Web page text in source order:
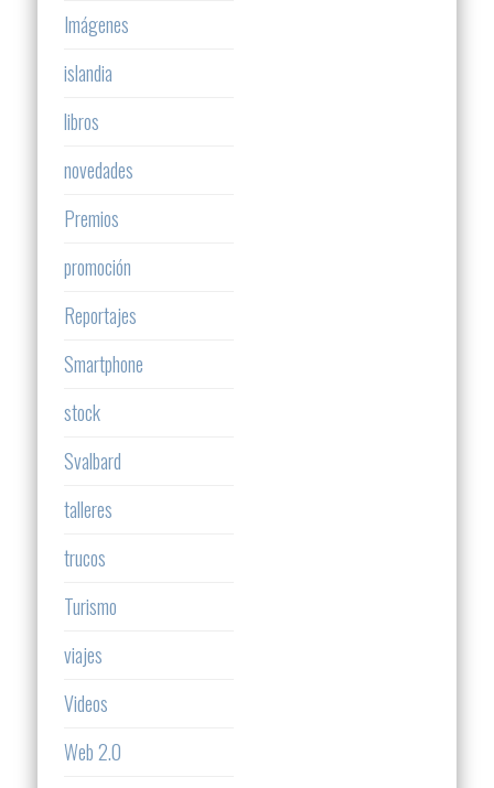
Imágenes
islandia
libros
novedades
Premios
promoción
Reportajes
Smartphone
stock
Svalbard
talleres
trucos
Turismo
viajes
Videos
Web 2.0